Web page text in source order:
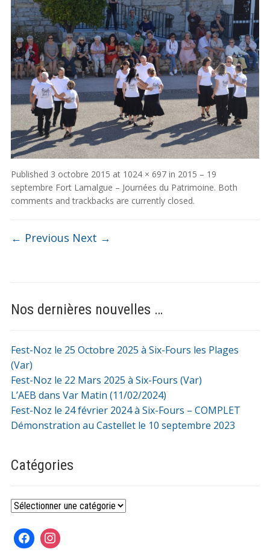
Published 3 octobre 2015 at 1024 × 697in 2015 – 19
septembre Fort Lamalgue – Journées du Patrimoine. Both
comments and trackbacks are currently closed.
← Previous Next →
Nos dernières nouvelles …
Fest-Noz le 25 Octobre 2025 à Six-Fours les Plages
(Var)
Fest-Noz le 22 Mars 2025 à Six-Fours (Var)
L’AEB dans Var Matin (11/02/2024)
Fest-Noz le 24 février 2024 à Six-Fours – COMPLET
Démonstration au Castellet le 10 septembre 2023
Catégories
Catégories